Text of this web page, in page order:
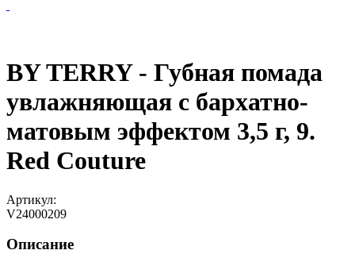
BY TERRY - Губная помада
увлажняющая с бархатно-
матовым эффектом 3,5 г, 9.
Red Couture
Артикул:
V24000209
Описание